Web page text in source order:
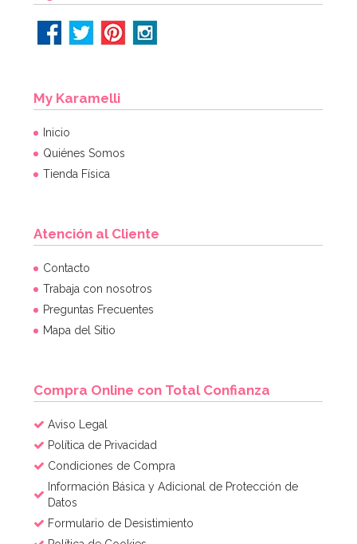
My Karamelli
Inicio
Quiénes Somos
Tienda Física
Atención al Cliente
Contacto
Trabaja con nosotros
Preguntas Frecuentes
Mapa del Sitio
Compra Online con Total Confianza
Aviso Legal
Política de Privacidad
Condiciones de Compra
Información Básica y Adicional de Protección de
Datos
Formulario de Desistimiento